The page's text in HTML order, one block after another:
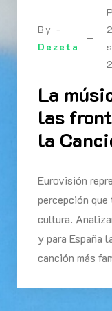
By -
Dezeta
La
las
la
Eurovisión
percepción
cultura.
y para España
canción más